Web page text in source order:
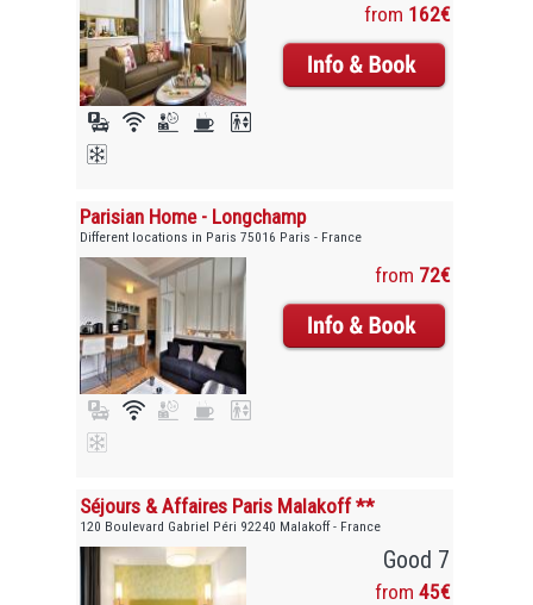
from 162€
Parisian Home - Longchamp
Different locations in Paris 75016 Paris - France
from 72€
Séjours & Affaires Paris Malakoff **
120 Boulevard Gabriel Péri 92240 Malakoff - France
Good 7
from 45€